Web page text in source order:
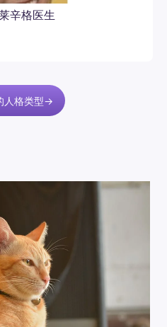
辛格医生
人格类型→